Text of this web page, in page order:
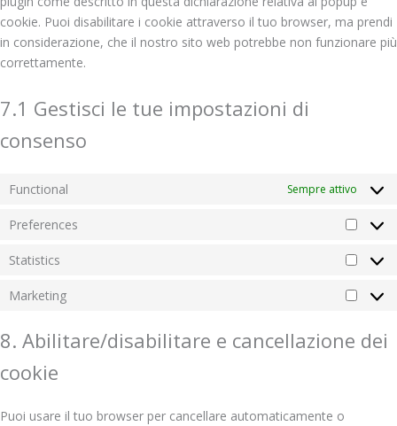
cookie. Puoi disabilitare i cookie attraverso il tuo browser, ma prendi
in considerazione, che il nostro sito web potrebbe non funzionare più
correttamente.
7.1 Gestisci le tue impostazioni di
consenso
Functional Sempre attivo
Preferences
Statistics
Marketing
8. Abilitare/disabilitare e cancellazione dei
cookie
Puoi usare il tuo browser per cancellare automaticamente o